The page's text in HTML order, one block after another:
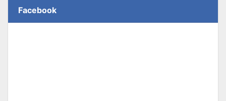
Facebook